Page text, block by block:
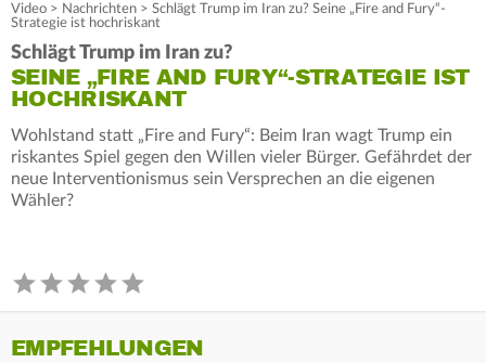
Video > Nachrichten > Schlägt Trump im Iran zu? Seine „Fire and Fury“-
Strategie ist hochriskant
Schlägt Trump im Iran zu?
SEINE „FIRE AND FURY“-STRATEGIE IST
HOCHRISKANT
Wohlstand statt „Fire and Fury“: Beim Iran wagt Trump ein
riskantes Spiel gegen den Willen vieler Bürger. Gefährdet der
neue Interventionismus sein Versprechen an die eigenen
Wähler?
EMPFEHLUNGEN